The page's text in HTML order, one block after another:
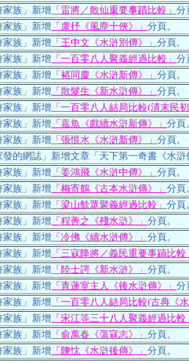
家族」新增「雷將／散仙重要事蹟比較」分
家族」新增「盧抒《風塵十俠》」分頁。
家族」新增「王中文《水滸別傳》」分頁。
家族」新增「一百零八人聚義經過比較」分
家族」新增「褚同慶《水滸新傳》」分頁。
家族」新增「散髮生《新水滸傳》」分頁。
家族」新增「一百零八人結局比較(清末民
家族」新增「嘉魚《戲續水滸新傳》」分頁
家族」新增「張恨水《水滸新傳》」分頁。
發的網誌」新增文章「天下第一奇書《水
家族」新增「姜鴻飛《水滸中傳》」分頁。
家族」新增「梅寄鶴《古本水滸傳》」分頁
家族」新增「梁山餘眾聚義經過比較」分頁
家族」新增「程善之《殘水滸》」分頁。
家族」新增「冷佛《續水滸傳》」分頁。
家族」新增「三寇降將／義民重要事蹟比較
家族」新增「陸士諤《新水滸》」分頁。
家族」新增「青蓮室主人《後水滸傳》」分
家族」新增「一百零八人結局比較(古典《
家族」新增「宋江等三十八人聚義經過比較
家族」新增「俞萬春《蕩寇志》」分頁。
家族」新增「陳忱《水滸後傳》」分頁。